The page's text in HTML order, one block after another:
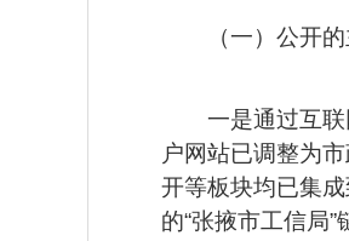
（一）公开
一是通过互
户网站已调整为
开等板块均已集
的“张掖市工信局”